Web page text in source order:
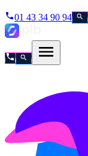
01 43 34 90 94